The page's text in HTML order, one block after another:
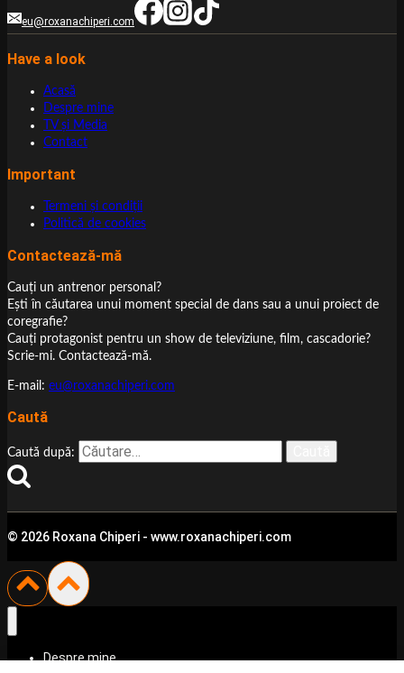
eu@roxanachiperi.com
Have a look
Acasă
Despre mine
TV şi Media
Contact
Important
Termeni şi condiţii
Politică de cookies
Contactează-mă
Cauţi un antrenor personal?
Eşti în căutarea unui moment special de dans sau a unui proiect de
coregrafie?
Cauţi protagonist pentru un show de televiziune, film, cascadorie?
Scrie-mi. Contactează-mă.
E-mail: eu@roxanachiperi.com
Caută
Caută după:
© 2026 Roxana Chiperi - www.roxanachiperi.com
Despre mine